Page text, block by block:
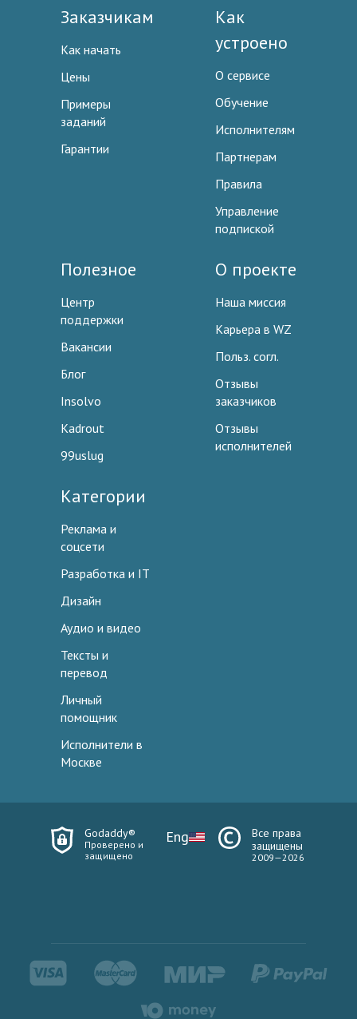
Заказчикам
Как начать
Цены
Примеры
заданий
Гарантии
Как
устроено
О сервисе
Обучение
Исполнителям
Партнерам
Правила
Управление
подпиской
Полезное
Центр
поддержки
Вакансии
Блог
Insolvo
Kadrout
99uslug
О проекте
Наша миссия
Карьера в WZ
Польз. согл.
Отзывы
заказчиков
Отзывы
исполнителей
Категории
Реклама и
соцсети
Разработка и IT
Дизайн
Аудио и видео
Тексты и
перевод
Личный
помощник
Исполнители в
Москве
Godaddy®
Проверено и
защищено
Eng
Все права
защищены
2009—2026